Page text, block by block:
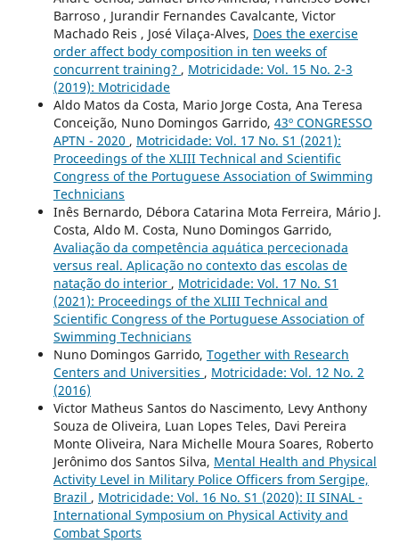
Barroso , Jurandir Fernandes Cavalcante, Victor
Machado Reis , José Vilaça-Alves, Does the exercise
order affect body composition in ten weeks of
concurrent training? , Motricidade: Vol. 15 No. 2-3
(2019): Motricidade
Aldo Matos da Costa, Mario Jorge Costa, Ana Teresa
Conceição, Nuno Domingos Garrido, 43º CONGRESSO
APTN - 2020 , Motricidade: Vol. 17 No. S1 (2021):
Proceedings of the XLIII Technical and Scientific
Congress of the Portuguese Association of Swimming
Technicians
Inês Bernardo, Débora Catarina Mota Ferreira, Mário J.
Costa, Aldo M. Costa, Nuno Domingos Garrido,
Avaliação da competência aquática percecionada
versus real. Aplicação no contexto das escolas de
natação do interior , Motricidade: Vol. 17 No. S1
(2021): Proceedings of the XLIII Technical and
Scientific Congress of the Portuguese Association of
Swimming Technicians
Nuno Domingos Garrido, Together with Research
Centers and Universities , Motricidade: Vol. 12 No. 2
(2016)
Victor Matheus Santos do Nascimento, Levy Anthony
Souza de Oliveira, Luan Lopes Teles, Davi Pereira
Monte Oliveira, Nara Michelle Moura Soares, Roberto
Jerônimo dos Santos Silva, Mental Health and Physical
Activity Level in Military Police Officers from Sergipe,
Brazil , Motricidade: Vol. 16 No. S1 (2020): II SINAL -
International Symposium on Physical Activity and
Combat Sports